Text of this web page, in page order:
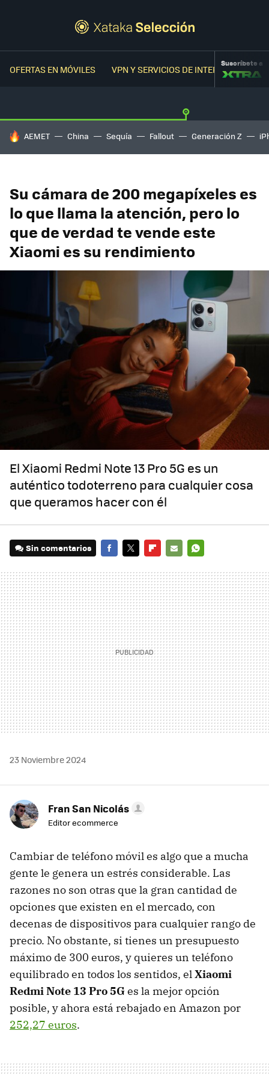
OFERTAS EN MÓVILES VPN Y SERVICIOS DE INTERNETSuscríbete a
HOY SE HABLA DE
AEMET China Sequía Fallout Generación Z
Su cámara de 200 megapíxeles es
lo que llama la atención, pero lo
que de verdad te vende este
Xiaomi es su rendimiento
El Xiaomi Redmi Note 13 Pro 5G es un
auténtico todoterreno para cualquier cosa
que queramos hacer con él
Sin comentarios
MAIL
23 Noviembre 2024
Fran San Nicolás
Editor ecommerce
Cambiar de teléfono móvil es algo que a mucha
gente le genera un estrés considerable. Las
razones no son otras que la gran cantidad de
opciones que existen en el mercado, con
decenas de dispositivos para cualquier rango de
precio. No obstante, si tienes un presupuesto
máximo de 300 euros, y quieres un teléfono
equilibrado en todos los sentidos, elXiaomi
Redmi Note 13 Pro 5Ges la mejor opción
posible, y ahora está rebajado en Amazon por
252,27 euros.